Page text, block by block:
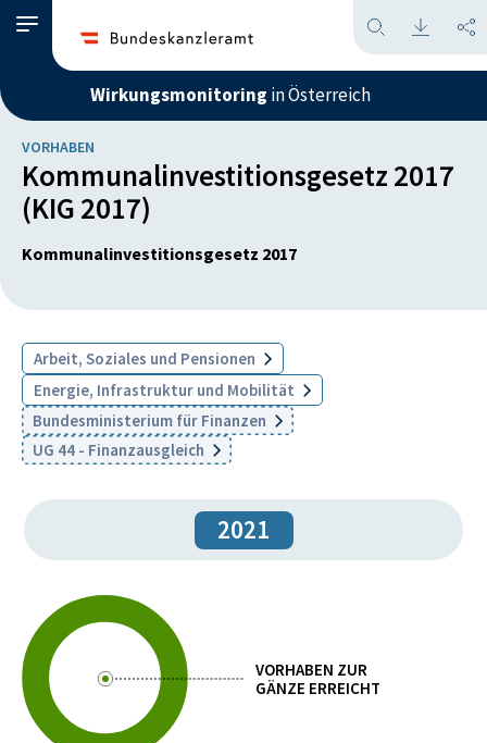
Wirkungsmonitoring in Österreich
VORHABEN
Kommunalinvestitionsgesetz 2017
(KIG 2017)
Kommunalinvestitionsgesetz 2017
Arbeit, Soziales und Pensionen
Energie, Infrastruktur und Mobilität
Bundesministerium für Finanzen
UG 44 - Finanzausgleich
2021
VORHABEN ZUR
GÄNZE ERREICHT